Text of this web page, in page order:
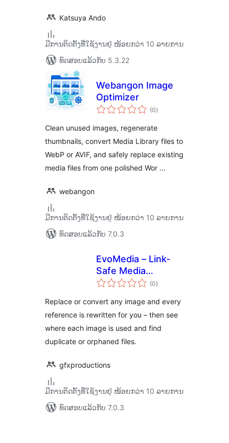
Katsuya Ando
ມີການຕິດຕັ້ງທີ່ໃຊ້ງານຢູ່ ໜ້ອຍກວ່າ 10 ລາຍການ
ທົດສອບແລ້ວກັບ 5.3.22
Webangon Image
Optimizer
(0ຄະແນນ
ທັງໝົດ
)
Clean unused images, regenerate
thumbnails, convert Media Library files to
WebP or AVIF, and safely replace existing
media files from one polished Wor …
webangon
ມີການຕິດຕັ້ງທີ່ໃຊ້ງານຢູ່ ໜ້ອຍກວ່າ 10 ລາຍການ
ທົດສອບແລ້ວກັບ 7.0.3
EvoMedia – Link-
Safe Media
Replace, Convert &
(0ຄະແນນ
ທັງໝົດ
)
Replace or convert any image and every
reference is rewritten for you – then see
where each image is used and find
duplicate or orphaned files.
gfxproductions
ມີການຕິດຕັ້ງທີ່ໃຊ້ງານຢູ່ ໜ້ອຍກວ່າ 10 ລາຍການ
ທົດສອບແລ້ວກັບ 7.0.3